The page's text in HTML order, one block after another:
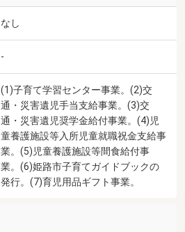
なし
-
(1)子育て学習センター事業。(2)交
通・災害遺児手当支給事業。(3)交
通・災害遺児奨学金給付事業。(4)児
童養護施設等入所児童就職祝金支給事
業。(5)児童養護施設等間食給付事
業。(6)姫路市子育てガイドブックの
発行。(7)育児用品ギフト事業。